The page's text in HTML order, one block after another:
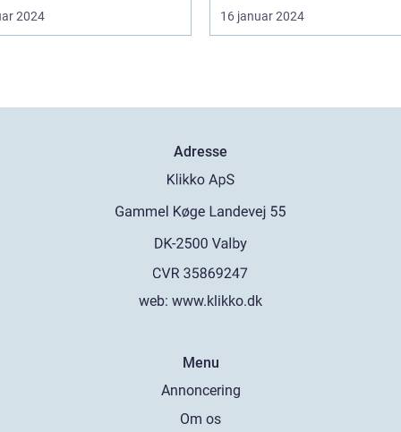
2024 16 januar 2024
Adresse
web: www.klikko.dk
Menu
Annoncering
Om os